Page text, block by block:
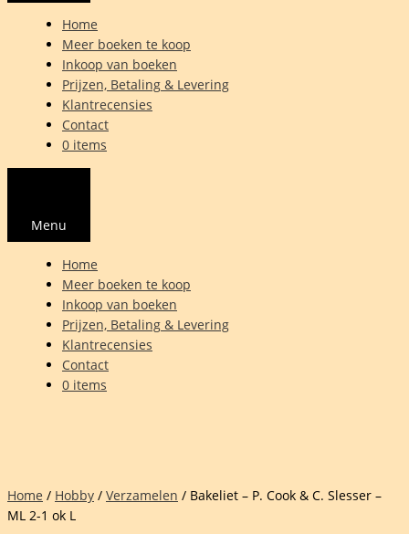
Home
Meer boeken te koop
Inkoop van boeken
Prijzen, Betaling & Levering
Klantrecensies
Contact
0 items
Menu
Home
Meer boeken te koop
Inkoop van boeken
Prijzen, Betaling & Levering
Klantrecensies
Contact
0 items
Home / Hobby / Verzamelen / Bakeliet – P. Cook & C. Slesser –
ML 2-1 ok L